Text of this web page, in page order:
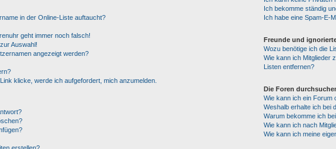
in der Online-Liste auftaucht?
geht immer noch falsch!
Auswahl!
angezeigt werden?
klicke, werde ich aufgefordert, mich anzumelden.
Ich bekomme ständig
Ich habe eine Spam-E-
Freunde und
Wozu benötige ich die
Wie kann ich Mitglieder
Listen entfernen?
Die Foren
Wie kann ich ein Forum
Weshalb erhalte ich bei
Warum bekomme ich
Wie kann ich nach
Wie kann ich meine